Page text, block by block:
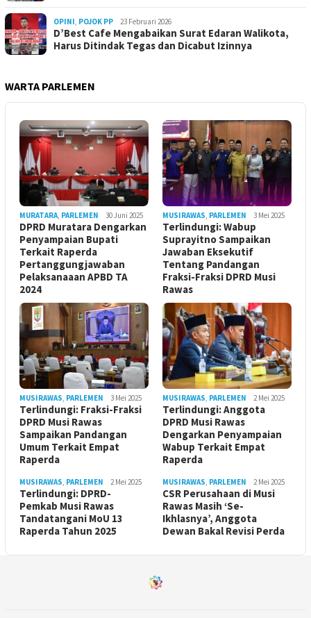
OPINI, POJOK PP 23 Februari 2026
D’Best Cafe Mengabaikan Surat Edaran Walikota,
Harus Ditindak Tegas dan Dicabut Izinnya
WARTA PARLEMEN
MURATARA, PARLEMEN 30 Juni 2025
DPRD Muratara Dengarkan
Penyampaian Bupati
Terkait Raperda
Pertanggungjawaban
Pelaksanaaan APBD TA
2024
MUSIRAWAS, PARLEMEN 3 Mei 2025
Terlindungi: Wabup
Suprayitno Sampaikan
Jawaban Eksekutif
Tentang Pandangan
Fraksi-Fraksi DPRD Musi
Rawas
MUSIRAWAS, PARLEMEN 3 Mei 2025
Terlindungi: Fraksi-Fraksi
DPRD Musi Rawas
Sampaikan Pandangan
Umum Terkait Empat
Raperda
MUSIRAWAS, PARLEMEN 2 Mei 2025
Terlindungi: Anggota
DPRD Musi Rawas
Dengarkan Penyampaian
Wabup Terkait Empat
Raperda
MUSIRAWAS, PARLEMEN 2 Mei 2025
Terlindungi: DPRD-
Pemkab Musi Rawas
Tandatangani MoU 13
Raperda Tahun 2025
MUSIRAWAS, PARLEMEN 2 Mei 2025
CSR Perusahaan di Musi
Rawas Masih ‘Se-
Ikhlasnya’, Anggota
Dewan Bakal Revisi Perda ‎